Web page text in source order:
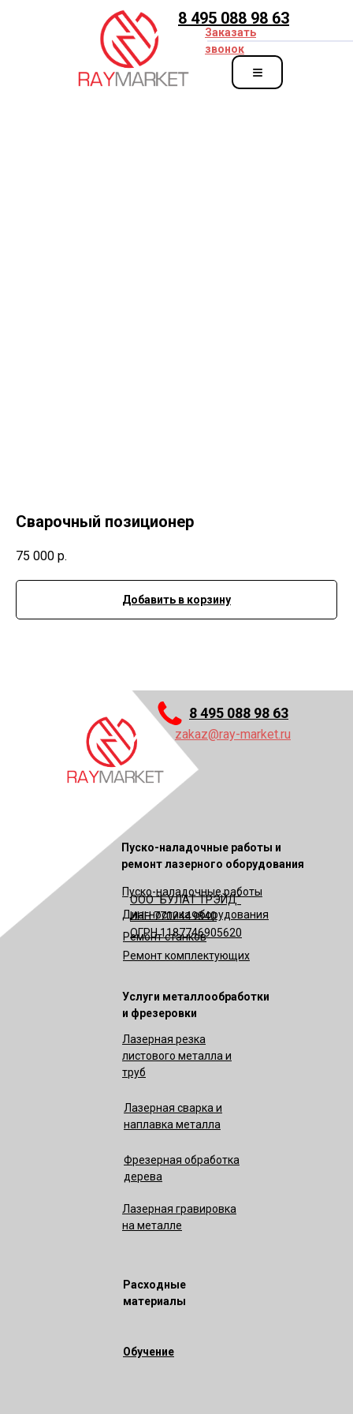
8 495 088 98 63
Заказать
звонок
≡
Сварочный позиционер
75 000 р.
Добавить в корзину
Услуги металлообработки
и фрезеровки
Расходные
материалы
8 495 088 98 63
zakaz@ray-market.ru
Пуско-наладочные работы и
ремонт лазерного оборудования
Пуско-наладочные работы
ООО "БУЛАТ ТРЭЙД"
ИНН 7702449840
ОГРН 1187746905620
Лазерная резка
листового металла и
труб
Обучение
Ремонт комплектующих
Лазерная сварка и
наплавка металла
Ремонт станков
Лазерная гравировка
на металле
Диагностика оборудования
Фрезерная обработка
дерева